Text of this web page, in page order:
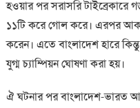
হওয়ার পর সরাসরি টাইব্রেকারে
১১টি করে গোল করে। এরপর
করেন। এতে বাংলাদেশ হারে
যুগ্ম চ্যাম্পিয়ন ঘোষণা করা হয়।
ঐ ঘটনার পর বাংলাদেশ-ভারত